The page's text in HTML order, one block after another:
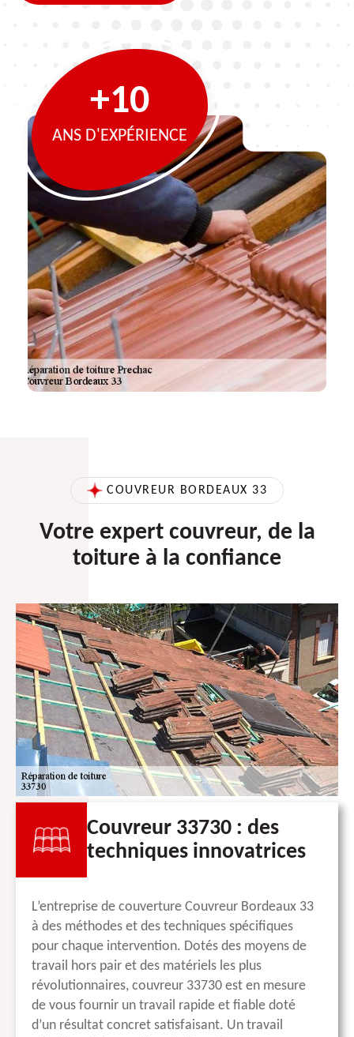
+10
ANS D'EXPÉRIENCE
COUVREUR BORDEAUX 33
Votre expert couvreur, de la
toiture à la confiance
Couvreur 33730 : des
techniques innovatrices
L’entreprise de couverture Couvreur Bordeaux 33
à des méthodes et des techniques spécifiques
pour chaque intervention. Dotés des moyens de
travail hors pair et des matériels les plus
révolutionnaires, couvreur 33730 est en mesure
de vous fournir un travail rapide et fiable doté
d’un résultat concret satisfaisant. Un travail